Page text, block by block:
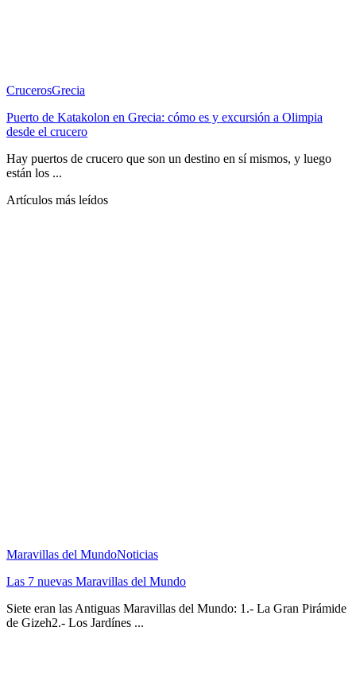
CrucerosGrecia
Puerto de Katakolon en Grecia: cómo es y excursión a Olimpia
desde el crucero
Hay puertos de crucero que son un destino en sí mismos, y luego
están los ...
Artículos más leídos
Maravillas del MundoNoticias
Las 7 nuevas Maravillas del Mundo
Siete eran las Antiguas Maravillas del Mundo: 1.- La Gran Pirámide
de Gizeh2.- Los Jardínes ...